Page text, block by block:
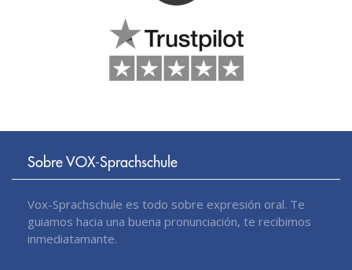
Sobre VOX-Sprachschule
Vox-Sprachschule es todo sobre expresión oral. Te
guiamos hacia una buena pronunciación, te recibimos
inmediatamante.